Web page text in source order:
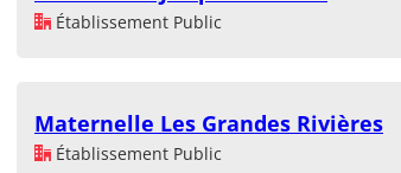
Établissement Public
Maternelle Les Grandes Rivières
Établissement Public